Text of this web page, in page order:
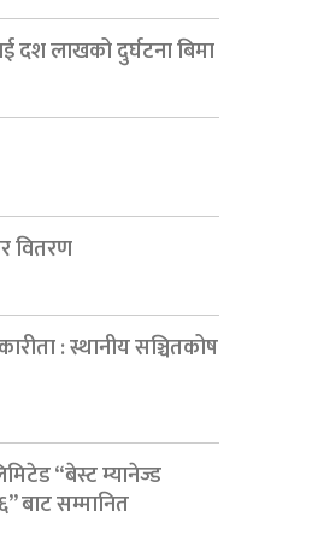
लाखको दुर्घटना बिमा
वितरण
: स्थानीय सञ्चितकोष
“बेस्ट म्यानेज्ड
बाट सम्मानित